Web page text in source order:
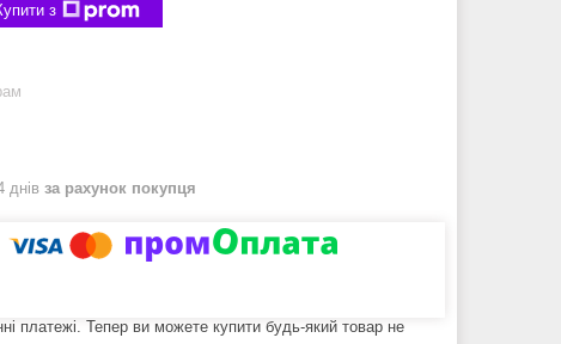
з
днів за рахунок покупця
платежі. Тепер ви можете купити будь-який товар не